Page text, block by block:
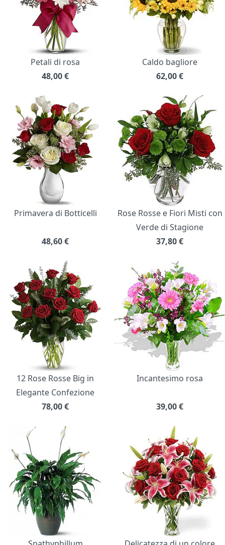
Petali di rosa
48,00€
Caldo bagliore
62,00€
Primavera di Botticelli
48,60€
Rose Rosse e Fiori Misti con
Verde di Stagione
37,80€
12 Rose Rosse Big in
Elegante Confezione
78,00€
Incantesimo rosa
39,00€